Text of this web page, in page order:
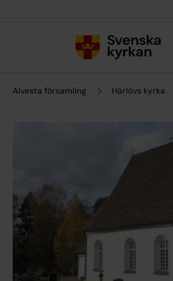
Alvesta församling Härlövs kyrka